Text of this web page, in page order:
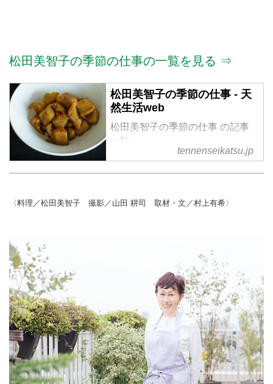
松田美智子の季節の仕事の一覧を見る ⇒
松田美智子の季節の仕事 - 天
然生活web
松田美智子の季節の仕事 の記事
一覧
tennenseikatsu.jp
〈料理／松田美智子 撮影／山田 耕司 取材・文／村上有希〉